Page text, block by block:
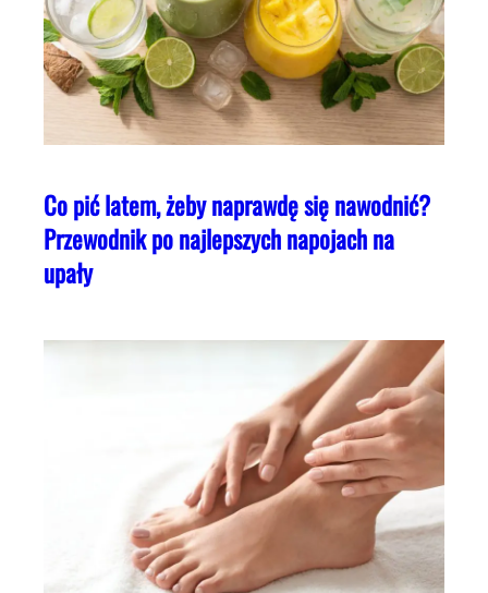
Co pić latem, żeby naprawdę się nawodnić?
Przewodnik po najlepszych napojach na
upały